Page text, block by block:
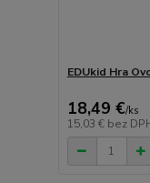
EDUkid Hra
18,49 €/ks
15,03 € bez